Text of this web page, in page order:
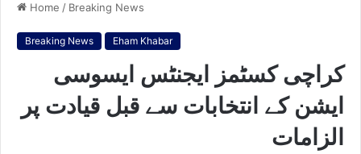
Home / Breaking News
Breaking News Eham Khabar
کراچی کسٹمز ایجنٹس ایسوسی
ایشن کے انتخابات سے قبل قیادت پر
الزامات